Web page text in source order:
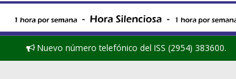
Nuevo número telefónico del ISS (2954) 383600.